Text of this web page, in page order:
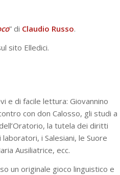
” di Claudio Russo.
sito Elledici.
e di facile lettura: Giovannino
con don Calosso, gli studi a
la tutela dei diritti
i Salesiani, le Suore
Ausiliatrice, ecc.
un originale gioco linguistico e